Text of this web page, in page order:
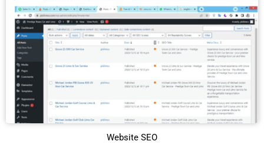
Website SEO